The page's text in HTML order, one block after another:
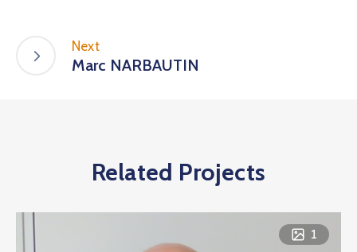
Next
Marc NARBAUTIN
Related Projects
1